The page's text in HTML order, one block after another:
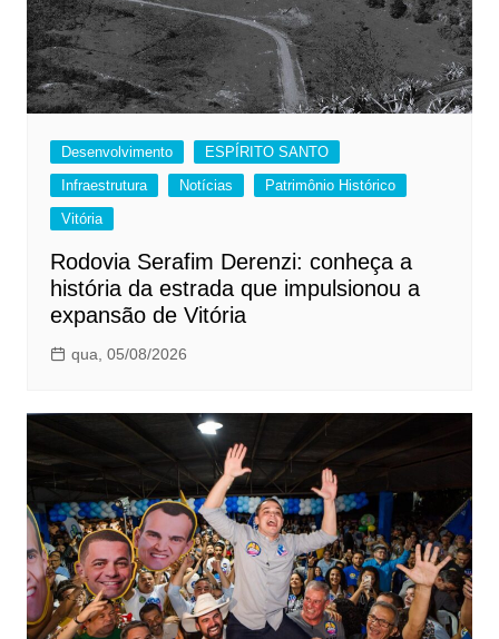
Desenvolvimento
ESPÍRITO SANTO
Infraestrutura
Notícias
Patrimônio Histórico
Vitória
Rodovia Serafim Derenzi: conheça a
história da estrada que impulsionou a
expansão de Vitória
qua, 05/08/2026